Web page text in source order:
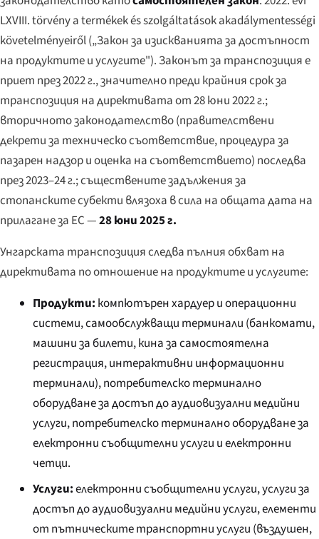
LXVIII. törvény a termékek és szolgáltatások akadálymentességi
követelményeiről(„Закон за изискванията за достъпност
на продуктите и услугите"). Законът за транспозиция е
приет през 2022 г., значително преди крайния срок за
транспозиция на директивата от 28 юни 2022 г.;
вторичното законодателство (правителствени
декрети за техническо съответствие, процедура за
пазарен надзор и оценка на съответствието) последва
през 2023–24 г.; съществените задължения за
стопанските субекти влязоха в сила на общата дата на
прилагане за ЕС —28 юни 2025 г.
Унгарската транспозиция следва пълния обхват на
директивата по отношение на продуктите и услугите:
Продукти: компютърен хардуер и операционни
системи, самообслужващи терминали (банкомати,
машини за билети, кина за самостоятелна
регистрация, интерактивни информационни
терминали), потребителско терминално
оборудване за достъп до аудиовизуални медийни
услуги, потребителско терминално оборудване за
електронни съобщителни услуги и електронни
четци.
Услуги:електронни съобщителни услуги, услуги за
достъп до аудиовизуални медийни услуги, елементи
от пътническите транспортни услуги (въздушен,